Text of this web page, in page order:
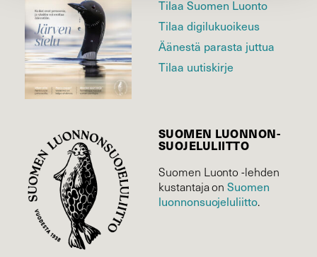
Tilaa Suomen Luonto
Tilaa digilukuoikeus
Äänestä parasta juttua
Tilaa uutiskirje
SUOMEN LUONNON­
SUOJELU­LIITTO
Suomen Luonto -lehden
kustantaja onSuomen
luonnonsuojelu­liitto.